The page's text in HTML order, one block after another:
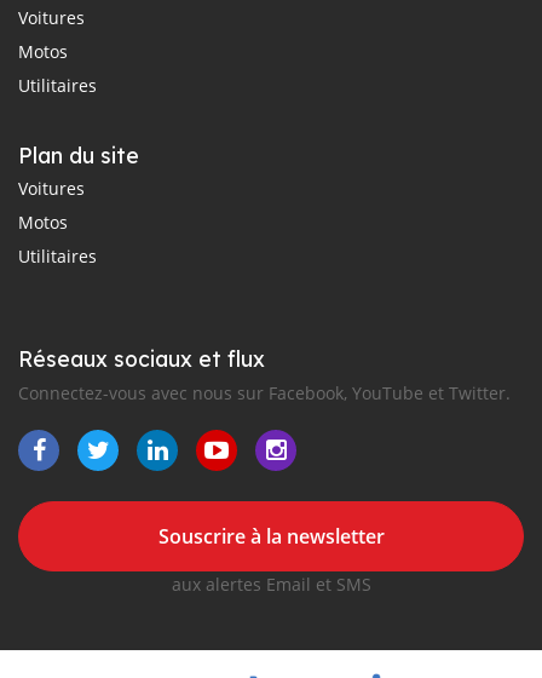
Voitures
Motos
Utilitaires
Plan du site
Voitures
Motos
Utilitaires
Réseaux sociaux et flux
Connectez-vous avec nous sur Facebook, YouTube et Twitter.
Souscrire à la newsletter
aux alertes Email et SMS